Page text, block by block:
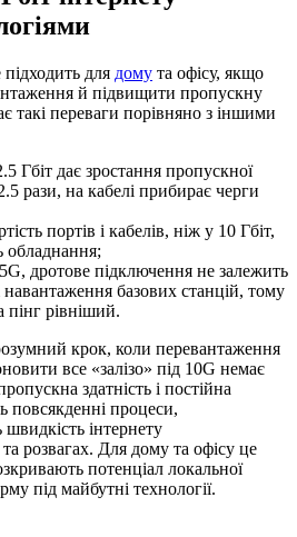
для дому та офісу, якщо
й підвищити пропускну
такі переваги порівняно з іншими
Гбіт дає зростання пропускної
рази, на кабелі прибирає черги
портів і кабелів, ніж у 10 Гбіт,
обладнання;
дротове підключення не залежить
навантаження базових станцій, тому
пінг рівніший.
крок, коли перевантаження
все «залізо» під 10G немає
здатність і постійна
повсякденні процеси,
швидкість інтернету
розвагах. Для дому та офісу це
потенціал локальної
під майбутні технології.